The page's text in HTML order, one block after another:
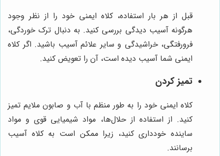
قبل از هر بار استفاده، کلاه ایمنی خود را از نظر وجود
هرگونه آسیب دیدگی بررسی کنید. به دنبال ترک خوردگی،
فرورفتگی، خراشیدگی و سایر علائم آسیب باشید. اگر کلاه
ایمنی شما آسیب دیده است، آن را تعویض کنید.
تمیز کردن
کلاه ایمنی خود را به طور منظم با آب و صابون ملایم تمیز
کنید. از استفاده از حلال‌ها، مواد شیمیایی قوی و مواد
ساینده خودداری کنید، زیرا ممکن است به کلاه آسیب
برسانند.